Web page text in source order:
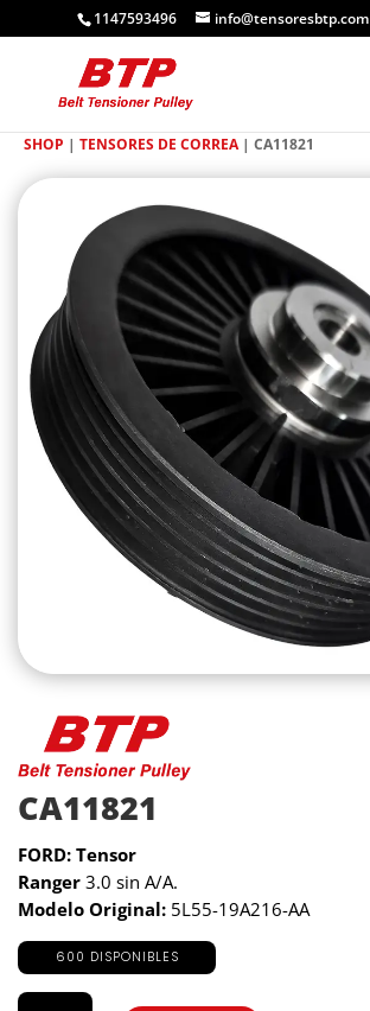
1147593496 info@tensoresbtp.com
SHOP | TENSORES DE CORREA| CA11821
CA11821
FORD: Tensor
Ranger 3.0 sin A/A.
Modelo Original: 5L55-19A216-AA
600 DISPONIBLES
CA11821
cantidad